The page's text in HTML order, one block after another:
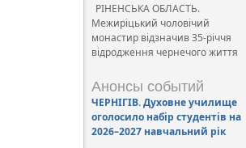
РІНЕНСЬКА ОБЛАСТЬ.
Межиріцький чоловічий
монастир відзначив 35-річчя
відродження чернечого життя
Анонсы событий
ЧЕРНІГІВ. Духовне училище
оголосило набір студентів на
2026–2027 навчальний рік